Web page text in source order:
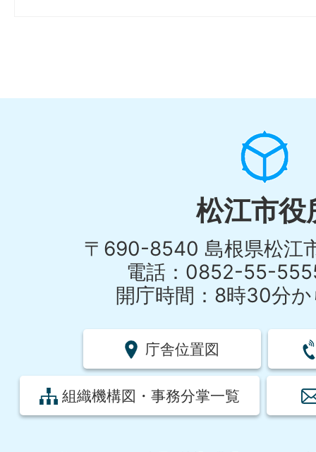
松江市役
〒690-8540 島根県松江
電話：0852-55-
開庁時間：8時30分か
庁舎位置図
組織機構図・事務分掌一覧